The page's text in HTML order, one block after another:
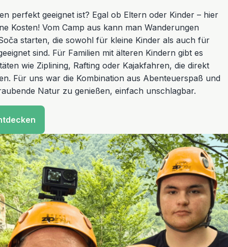
perfekt geeignet ist? Egal ob Eltern oder Kinder – hier
Kosten! Vom Camp aus kann man Wanderungen
starten, die sowohl für kleine Kinder als auch für
sind. Für Familien mit älteren Kindern gibt es
wie Ziplining, Rafting oder Kajakfahren, die direkt
Für uns war die Kombination aus Abenteuerspaß und
Natur zu genießen, einfach unschlagbar.